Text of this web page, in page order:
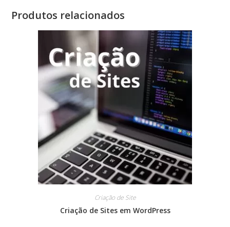
Produtos relacionados
Criação de Site
Criação de Sites em WordPress